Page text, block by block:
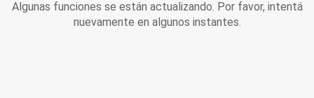
Algunas funciones se están actualizando. Por favor, intentá
nuevamente en algunos instantes.